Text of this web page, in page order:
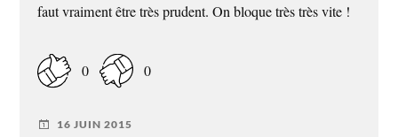
faut vraiment être très prudent. On bloque très très vite !
0 0
16 JUIN 2015